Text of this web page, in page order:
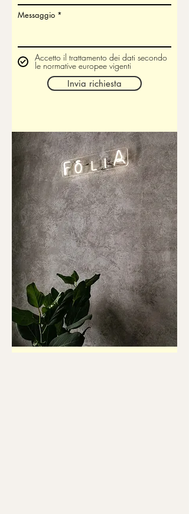
Messaggio
Accetto il trattamento dei dati secondo
le normative europee vigenti
Invia richiesta